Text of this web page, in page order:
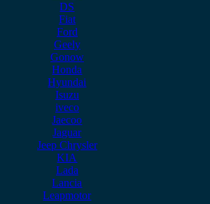
DS
Fiat
Ford
Geely
Gonow
Honda
Hyundai
Isuzu
iveco
Jaecoo
Jaguar
Jeep Chrysler
KIA
Lada
Lancia
Leapmotor